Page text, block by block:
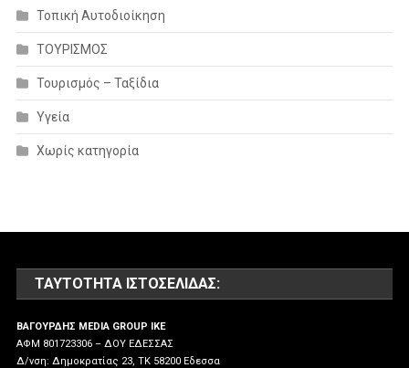
Τοπική Αυτοδιοίκηση
ΤΟΥΡΙΣΜΟΣ
Τουρισμός – Ταξίδια
Υγεία
Χωρίς κατηγορία
ΤΑΥΤΌΤΗΤΑ ΙΣΤΟΣΕΛΊΔΑΣ:
ΒΑΓΟΥΡΔΗΣ MEDIA GROUP IKE
ΑΦΜ 801723306 – ΔΟΥ ΕΔΕΣΣΑΣ
Δ/νση: Δημοκρατίας 23, ΤΚ 58200 Εδεσσα